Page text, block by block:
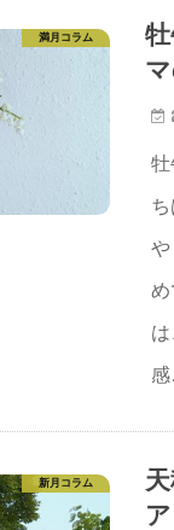
満月コラム
新月コラム
ア